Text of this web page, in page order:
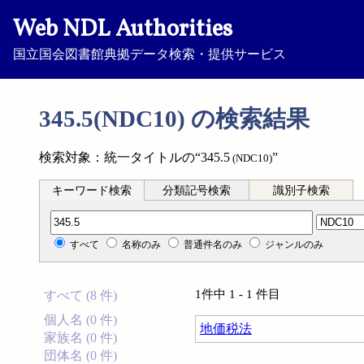
Web NDL Authorities
国立国会図書館典拠データ検索・提供サービス
345.5(NDC10) の検索結果
検索対象：統一タイトルの“345.5 (NDC10)”
キーワード検索 分類記号検索 識別子検索
分類記号検索
すべて 名称のみ 普通件名のみ ジャンルのみ
すべて (8 件)
個人名 (0 件)
家族名 (0 件)
団体名 (0 件)
1件中 1 - 1 件目
地価税法